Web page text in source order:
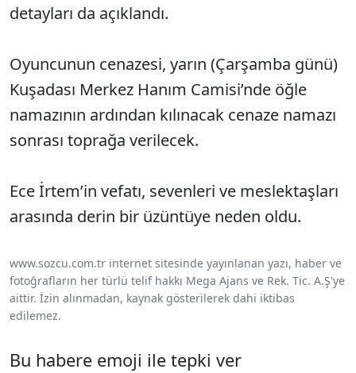
detayları da açıklandı.
Oyuncunun cenazesi, yarın (Çarşamba günü)
Kuşadası Merkez Hanım Camisi’nde öğle
namazının ardından kılınacak cenaze namazı
sonrası toprağa verilecek.
Ece İrtem’in vefatı, sevenleri ve meslektaşları
arasında derin bir üzüntüye neden oldu.
www.sozcu.com.tr internet sitesinde yayınlanan yazı, haber ve
fotoğrafların her türlü telif hakkı Mega Ajans ve Rek. Tic. A.Ş'ye
aittir. İzin alınmadan, kaynak gösterilerek dahi iktibas
edilemez.
Bu habere emoji ile tepki ver